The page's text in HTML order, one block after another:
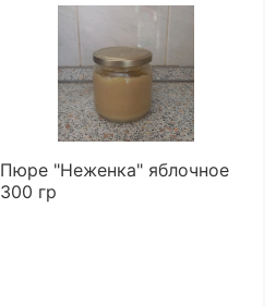
Пюре "Неженка" яблочное
300 гр